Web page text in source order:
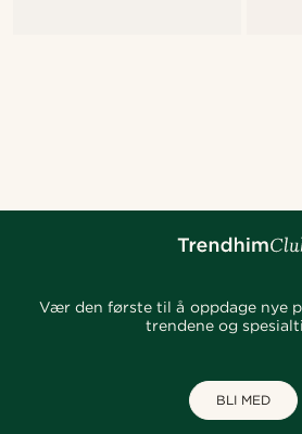
Vær den første til å oppdage nye
trendene og
BLI MED